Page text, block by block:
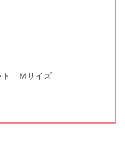
ト Ｍサイズ